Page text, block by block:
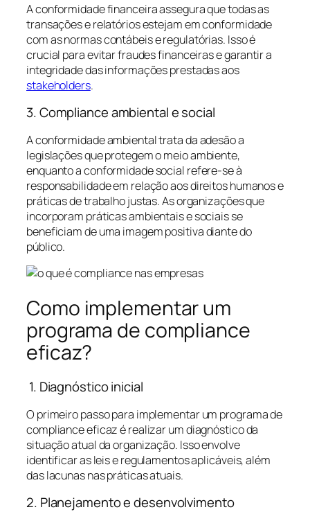
A conformidade financeira assegura que todas as
transações e relatórios estejam em conformidade
com as normas contábeis e regulatórias. Isso é
crucial para evitar fraudes financeiras e garantir a
integridade das informações prestadas aos
stakeholders.
3. Compliance ambiental e social
A conformidade ambiental trata da adesão a
legislações que protegem o meio ambiente,
enquanto a conformidade social refere-se à
responsabilidade em relação aos direitos humanos e
práticas de trabalho justas. As organizações que
incorporam práticas ambientais e sociais se
beneficiam de uma imagem positiva diante do
público.
Como implementar um
programa de compliance
eficaz?
1. Diagnóstico inicial
O primeiro passo para implementar um programa de
compliance eficaz é realizar um diagnóstico da
situação atual da organização. Isso envolve
identificar as leis e regulamentos aplicáveis, além
das lacunas nas práticas atuais.
2. Planejamento e desenvolvimento